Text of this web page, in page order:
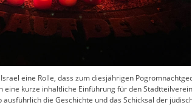
eine Rolle, dass zum diesjährigen
kurze inhaltliche Einführung für den
die Geschichte und das Schicksal der